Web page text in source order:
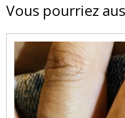
Vous pourriez